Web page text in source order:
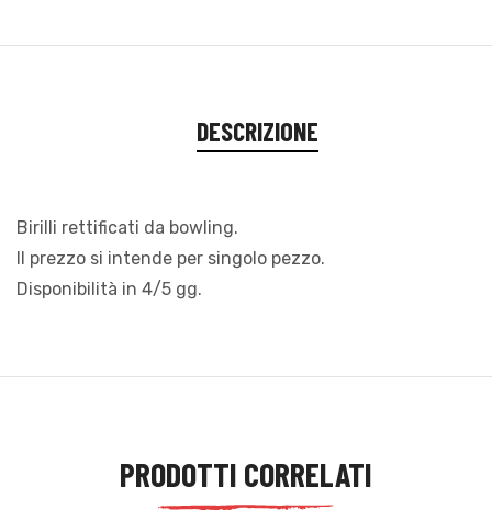
DESCRIZIONE
Birilli rettificati da bowling.
Il prezzo si intende per singolo pezzo.
Disponibilità in 4/5 gg.
PRODOTTI CORRELATI